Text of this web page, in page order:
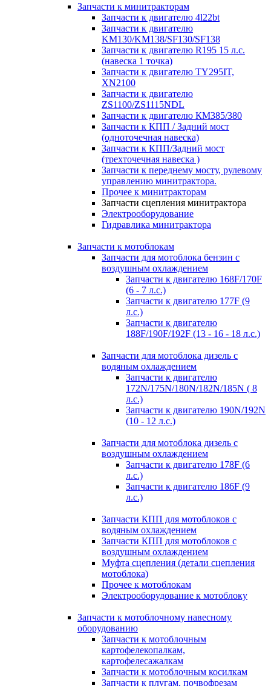
Запчасти к минитракторам
Запчасти к двигателю 4l22bt
Запчасти к двигателю
KM130/KM138/SF130/SF138
Запчасти к двигателю R195 15 л.с.
(навеска 1 точка)
Запчасти к двигателю TY295IT,
XN2100
Запчасти к двигателю
ZS1100/ZS1115NDL
Запчасти к двигателю КМ385/380
Запчасти к КПП / Задний мост
(одноточечная навеска)
Запчасти к КПП/Задний мост
(трехточечная навеска )
Запчасти к переднему мосту, рулевому
управлению минитрактора.
Прочее к минитракторам
Запчасти сцепления минитрактора
Электрооборудование
Гидравлика минитрактора
Запчасти к мотоблокам
Запчасти для мотоблока бензин с
воздушным охлаждением
Запчасти к двигателю 168F/170F
(6 - 7 л.с.)
Запчасти к двигателю 177F (9
л.с.)
Запчасти к двигателю
188F/190F/192F (13 - 16 - 18 л.с.)
Запчасти для мотоблока дизель с
водяным охлаждением
Запчасти к двигателю
172N/175N/180N/182N/185N ( 8
л.с.)
Запчасти к двигателю 190N/192N
(10 - 12 л.с.)
Запчасти для мотоблока дизель с
воздушным охлаждением
Запчасти к двигателю 178F (6
л.с.)
Запчасти к двигателю 186F (9
л.с.)
Запчасти КПП для мотоблоков с
водяным охлаждением
Запчасти КПП для мотоблоков с
воздушным охлаждением
Муфта сцепления (детали сцепления
мотоблока)
Прочее к мотоблокам
Электрооборудование к мотоблоку
Запчасти к мотоблочному навесному
оборудованию
Запчасти к мотоблочным
картофелекопалкам,
картофелесажалкам
Запчасти к мотоблочным косилкам
Запчасти к плугам, почвофрезам